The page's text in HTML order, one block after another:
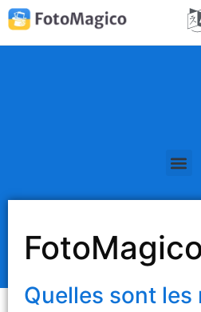
Quelles sont les